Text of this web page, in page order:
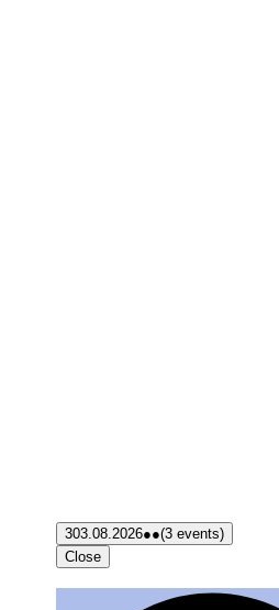
303.08.2026●●(3 events)
Close